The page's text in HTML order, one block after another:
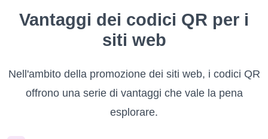
Vantaggi dei codici QR per i
siti web
Nell'ambito della promozione dei siti web, i codici QR
offrono una serie di vantaggi che vale la pena
esplorare.